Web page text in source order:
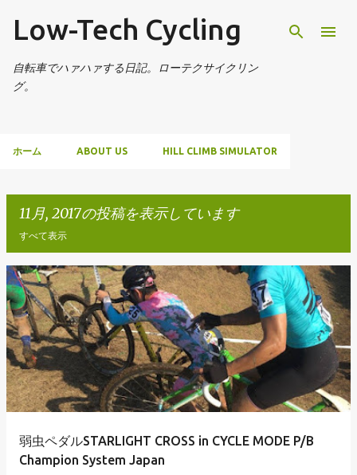
スキップしてメイン コンテンツに移動
Low-Tech Cycling
自転車でハァハァする日記。ローテクサイクリン
グ。
ホーム ABOUT US HILL CLIMB SIMULATOR
11月, 2017の投稿を表示しています
すべて表示
投
稿
弱虫ペダルSTARLIGHT CROSS in CYCLE MODE P/B
Champion System Japan